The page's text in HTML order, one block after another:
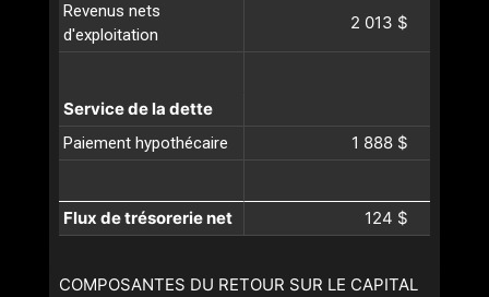
Revenus nets
d'exploitation
2 013 $
Service de la dette
Paiement hypothécaire 1 888 $
Flux de trésorerie net 124 $
COMPOSANTES DU RETOUR SUR LE CAPITAL